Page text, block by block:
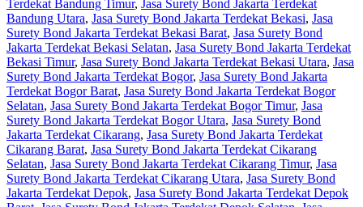
Terdekat Bandung Timur, Jasa Surety Bond Jakarta Terdekat
Bandung Utara, Jasa Surety Bond Jakarta Terdekat Bekasi, Jasa
Surety Bond Jakarta Terdekat Bekasi Barat, Jasa Surety Bond
Jakarta Terdekat Bekasi Selatan, Jasa Surety Bond Jakarta Terdekat
Bekasi Timur, Jasa Surety Bond Jakarta Terdekat Bekasi Utara, Jasa
Surety Bond Jakarta Terdekat Bogor, Jasa Surety Bond Jakarta
Terdekat Bogor Barat, Jasa Surety Bond Jakarta Terdekat Bogor
Selatan, Jasa Surety Bond Jakarta Terdekat Bogor Timur, Jasa
Surety Bond Jakarta Terdekat Bogor Utara, Jasa Surety Bond
Jakarta Terdekat Cikarang, Jasa Surety Bond Jakarta Terdekat
Cikarang Barat, Jasa Surety Bond Jakarta Terdekat Cikarang
Selatan, Jasa Surety Bond Jakarta Terdekat Cikarang Timur, Jasa
Surety Bond Jakarta Terdekat Cikarang Utara, Jasa Surety Bond
Jakarta Terdekat Depok, Jasa Surety Bond Jakarta Terdekat Depok